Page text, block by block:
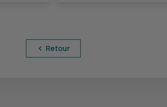
Retour